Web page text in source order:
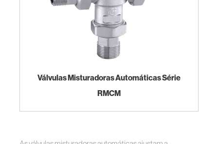
Válvulas Misturadoras Automáticas Série
RMCM